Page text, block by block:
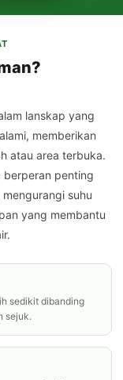
lanskap yang
memberikan
atau area terbuka.
berperan penting
suhu
yang membantu
sedikit dibanding
sejuk.